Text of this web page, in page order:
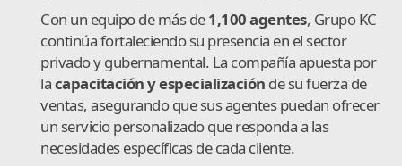
Con un equipo de más de1,100 agentes, Grupo KC
continúa fortaleciendo su presencia en el sector
privado y gubernamental. La compañía apuesta por
lacapacitación y especialización de su fuerza de
ventas, asegurando que sus agentes puedan ofrecer
un servicio personalizado que responda a las
necesidades específicas de cada cliente.